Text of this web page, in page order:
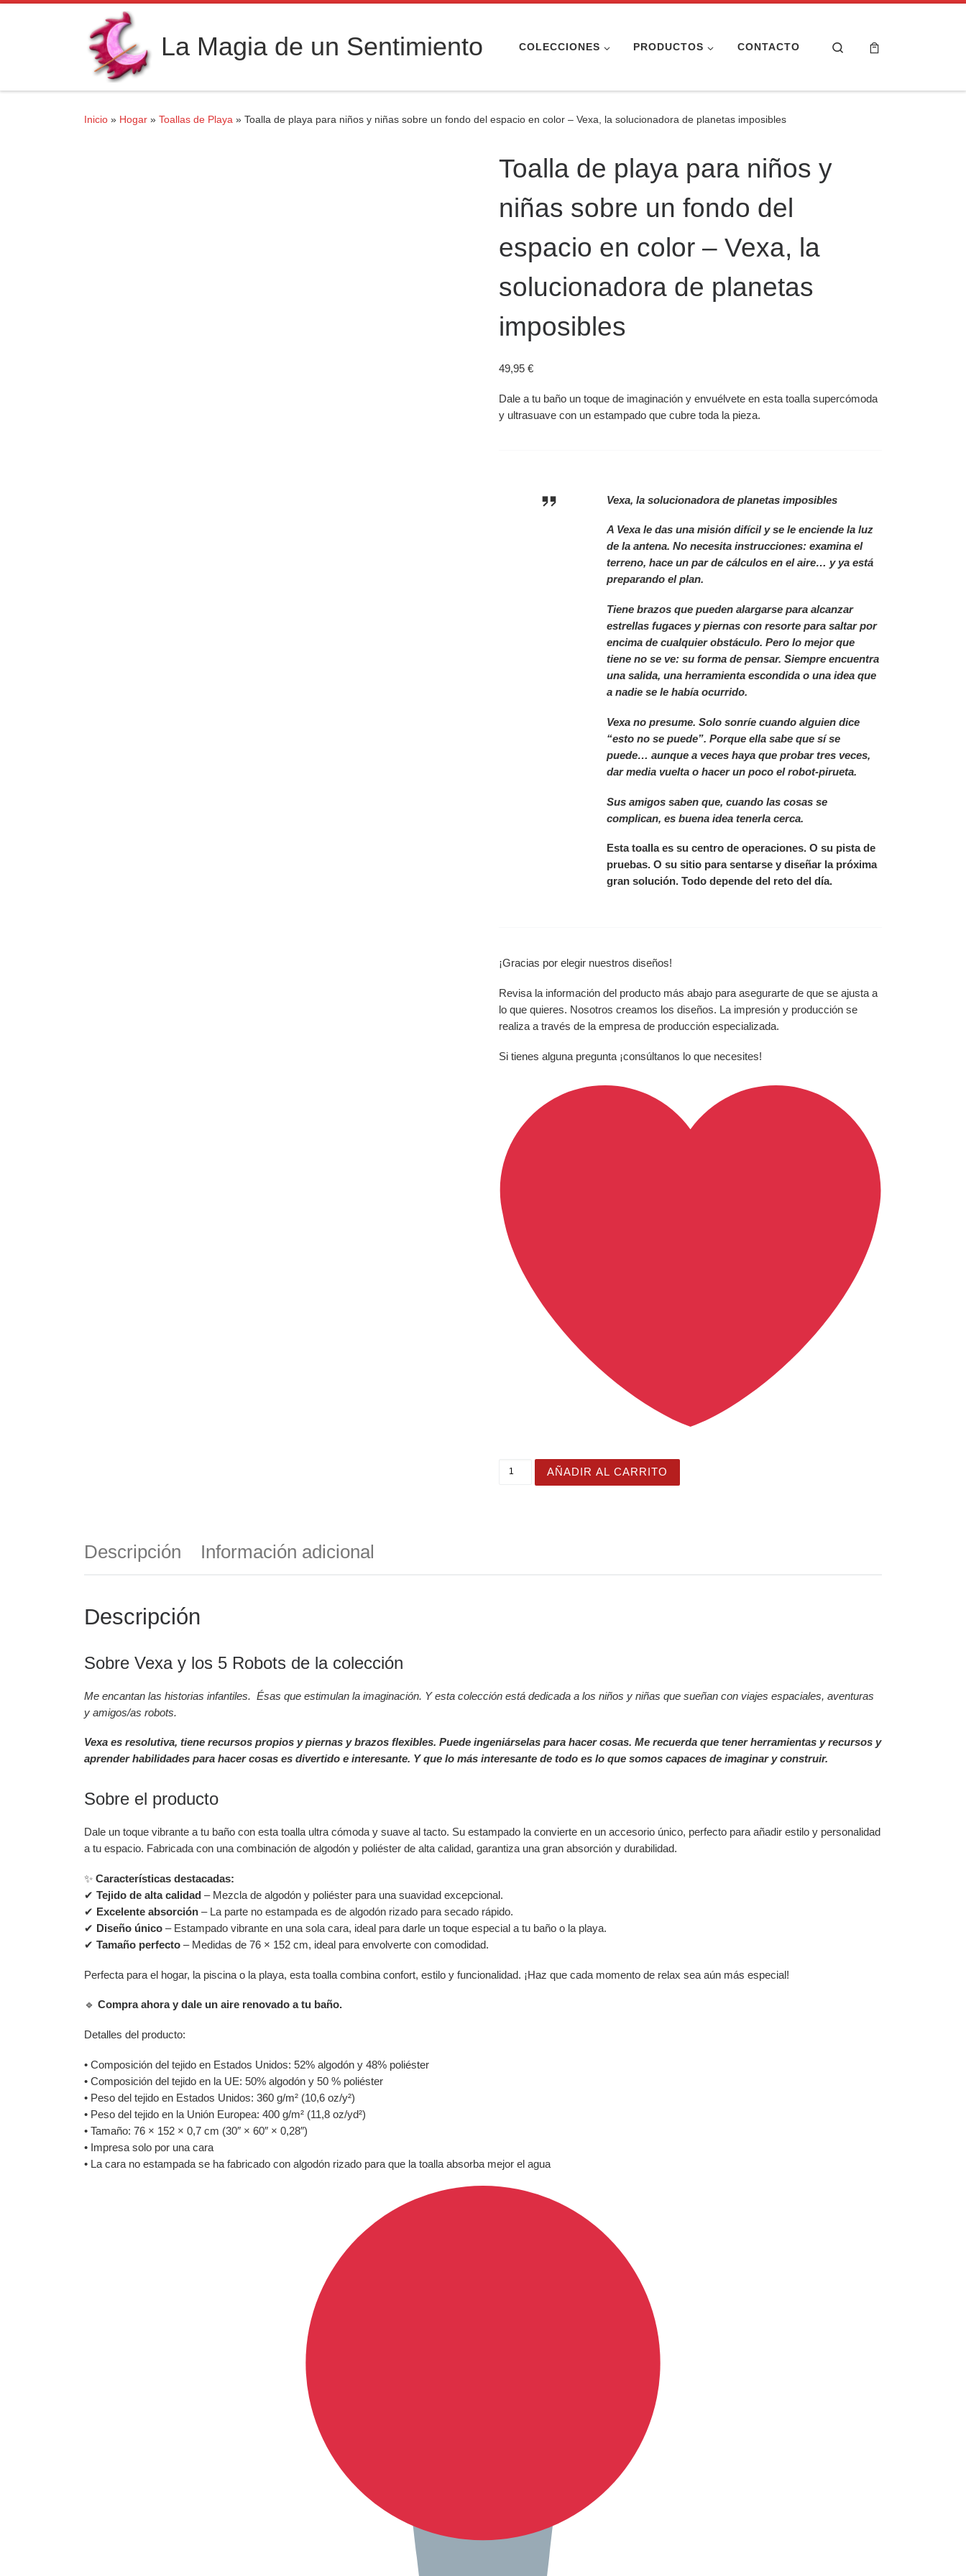
Saltar al contenido
La Magia de un Sentimiento COLECCIONES PRODUCTOS CONTACTO Search
Inicio » Hogar » Toallas de Playa » Toalla de playa para niños y niñas sobre un fondo del espacio en color – Vexa, la solucionadora de planetas imposibles
Toalla de playa para niños y
niñas sobre un fondo del
espacio en color – Vexa, la
solucionadora de planetas
imposibles
49,95€
Dale a tu baño un toque de imaginación y envuélvete en esta toalla supercómoda
y ultrasuave con un estampado que cubre toda la pieza.
Vexa, la solucionadora de planetas imposibles
A Vexa le das una misión difícil y se le enciende la luz
de la antena. No necesita instrucciones: examina el
terreno, hace un par de cálculos en el aire… y ya está
preparando el plan.
Tiene brazos que pueden alargarse para alcanzar
estrellas fugaces y piernas con resorte para saltar por
encima de cualquier obstáculo. Pero lo mejor que
tiene no se ve: su forma de pensar. Siempre encuentra
una salida, una herramienta escondida o una idea que
a nadie se le había ocurrido.
Vexa no presume. Solo sonríe cuando alguien dice
“esto no se puede”. Porque ella sabe que sí se
puede… aunque a veces haya que probar tres veces,
dar media vuelta o hacer un poco el robot-pirueta.
Sus amigos saben que, cuando las cosas se
complican, es buena idea tenerla cerca.
Esta toalla es su centro de operaciones. O su pista de
pruebas. O su sitio para sentarse y diseñar la próxima
gran solución. Todo depende del reto del día.
¡Gracias por elegir nuestros diseños!
Revisa la información del producto más abajo para asegurarte de que se ajusta a
lo que quieres. Nosotros creamos los diseños. La impresión y producción se
realiza a través de la empresa de producción especializada.
Si tienes alguna pregunta ¡consúltanos lo que necesites!
Toalla de playa para niños y niñas sobre un fondo del espacio en color - Vexa, la
AÑADIR AL CARRITO
Descripción Información adicional
Descripción
Sobre Vexa y los 5 Robots de la colección
Me encantan las historias infantiles. Ésas que estimulan la imaginación. Y esta colección está dedicada a los niños y niñas que sueñan con viajes espaciales, aventuras
y amigos/as robots.
Vexa es resolutiva, tiene recursos propios y piernas y brazos flexibles. Puede ingeniárselas para hacer cosas. Me recuerda que tener herramientas y recursos y
aprender habilidades para hacer cosas es divertido e interesante. Y que lo más interesante de todo es lo que somos capaces de imaginar y construir.
Sobre el producto
Dale un toque vibrante a tu baño con esta toalla ultra cómoda y suave al tacto. Su estampado la convierte en un accesorio único, perfecto para añadir estilo y personalidad
a tu espacio. Fabricada con una combinación de algodón y poliéster de alta calidad, garantiza una gran absorción y durabilidad.
✨ Características destacadas:
✔ Tejido de alta calidad – Mezcla de algodón y poliéster para una suavidad excepcional.
✔ Excelente absorción – La parte no estampada es de algodón rizado para secado rápido.
✔ Diseño único – Estampado vibrante en una sola cara, ideal para darle un toque especial a tu baño o la playa.
✔ Tamaño perfecto – Medidas de 76 × 152 cm, ideal para envolverte con comodidad.
Perfecta para el hogar, la piscina o la playa, esta toalla combina confort, estilo y funcionalidad. ¡Haz que cada momento de relax sea aún más especial!
🔹 Compra ahora y dale un aire renovado a tu baño.
Detalles del producto:
• Composición del tejido en Estados Unidos: 52% algodón y 48% poliéster
• Composición del tejido en la UE: 50% algodón y 50 % poliéster
• Peso del tejido en Estados Unidos: 360 g/m² (10,6 oz/y²)
• Peso del tejido en la Unión Europea: 400 g/m² (11,8 oz/yd²)
• Tamaño: 76 × 152 × 0,7 cm (30″ × 60″ × 0,28″)
• Impresa solo por una cara
• La cara no estampada se ha fabricado con algodón rizado para que la toalla absorba mejor el agua